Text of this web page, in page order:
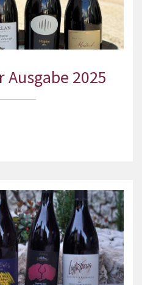
Ausgabe 2025